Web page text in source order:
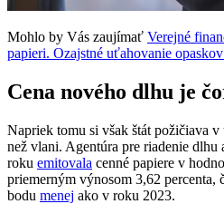
Mohlo by Vás zaujímať Verejné
papieri. Ozajstné uťahovanie
Cena nového dlhu je
Napriek tomu si však štát požičiava
než vlani. Agentúra pre riadenie
roku emitovala cenné papiere v
priemerným výnosom 3,62 percenta,
bodu menej ako v roku 2023.